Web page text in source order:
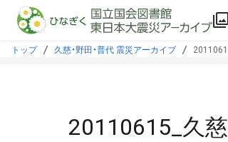
本文に飛ぶ
トップ 久慈・野田・普代 震災アーカイブ
20110615_久